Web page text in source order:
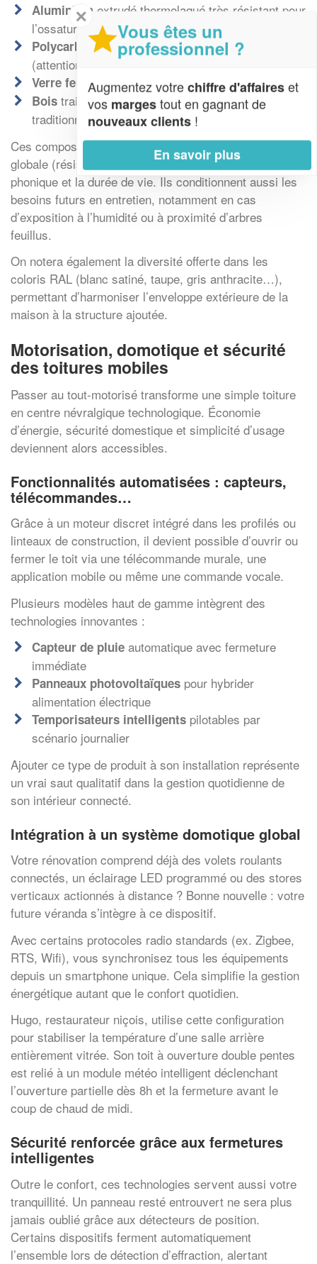
Aluminium extrudé thermolaqué très résistant pour
l’ossature
Polycarbonate alvéolairepour les budgets réduits
(attention à l’isolation)
Verre feuilleté avec traitement solaire renforcé
Bois traité haute durabilité pour ambiance plus
traditionnelle
Ces composants influencent non seulement la solidité
globale (résistance au vent), mais également l’isolation
phonique et la durée de vie. Ils conditionnent aussi les
besoins futurs en entretien, notamment en cas
d’exposition à l’humidité ou à proximité d’arbres
feuillus.
On notera également la diversité offerte dans les
coloris RAL (blanc satiné, taupe, gris anthracite…),
permettant d’harmoniser l’enveloppe extérieure de la
maison à la structure ajoutée.
Motorisation, domotique et sécurité
des toitures mobiles
Passer au tout-motorisé transforme une simple toiture
en centre névralgique technologique. Économie
d’énergie, sécurité domestique et simplicité d’usage
deviennent alors accessibles.
Fonctionnalités automatisées : capteurs,
télécommandes…
Grâce à un moteur discret intégré dans les profilés ou
linteaux de construction, il devient possible d’ouvrir ou
fermer le toit via une télécommande murale, une
application mobile ou même une commande vocale.
Plusieurs modèles haut de gamme intègrent des
technologies innovantes :
Capteur de pluie automatique avec fermeture
immédiate
Panneaux photovoltaïques pour hybrider
alimentation électrique
Temporisateurs intelligents pilotables par
scénario journalier
Ajouter ce type de produit à son installation représente
un vrai saut qualitatif dans la gestion quotidienne de
son intérieur connecté.
Intégration à un système domotique global
Votre rénovation comprend déjà des volets roulants
connectés, un éclairage LED programmé ou des stores
verticaux actionnés à distance ? Bonne nouvelle : votre
future véranda s’intègre à ce dispositif.
Avec certains protocoles radio standards (ex. Zigbee,
RTS, Wifi), vous synchronisez tous les équipements
depuis un smartphone unique. Cela simplifie la gestion
énergétique autant que le confort quotidien.
Hugo, restaurateur niçois, utilise cette configuration
pour stabiliser la température d’une salle arrière
entièrement vitrée. Son toit à ouverture double pentes
est relié à un module météo intelligent déclenchant
l’ouverture partielle dès 8h et la fermeture avant le
coup de chaud de midi.
Sécurité renforcée grâce aux fermetures
intelligentes
Outre le confort, ces technologies servent aussi votre
tranquillité. Un panneau resté entrouvert ne sera plus
jamais oublié grâce aux détecteurs de position.
Certains dispositifs ferment automatiquement
l’ensemble lors de détection d’effraction, alertant
✕
Vous êtes un
professionnel ?
Augmentez votrechiffre d'affaireset
vos margestout en gagnant de
nouveaux clients !
En savoir plus